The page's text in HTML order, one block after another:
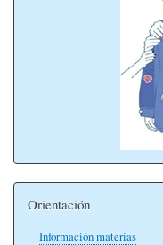
Orientación
Información materias